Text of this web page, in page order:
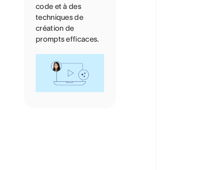
code et à des
techniques de
création de
prompts efficaces.